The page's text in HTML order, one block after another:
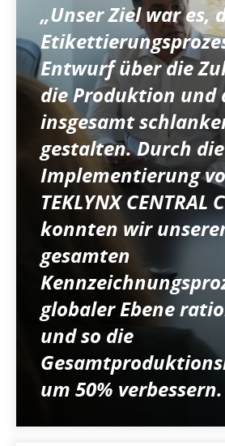
„Unser Ziel war es,
Entwurf über die
die Produktion und
insgesamt
gestalten. Durch die
Implementierung
TEKLYNX CENTRAL
konnten wir
gesamten
globaler Ebene
und so die
um 50% verbessern.